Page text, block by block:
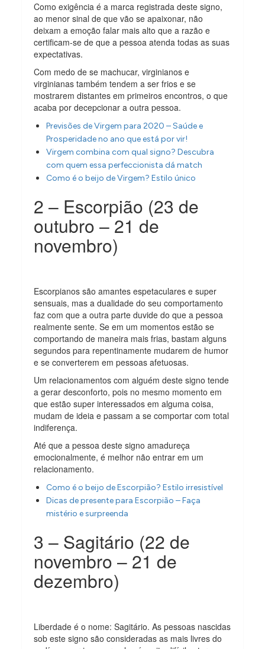
Como exigência é a marca registrada deste signo,
ao menor sinal de que vão se apaixonar, não
deixam a emoção falar mais alto que a razão e
certificam-se de que a pessoa atenda todas as suas
expectativas.
Com medo de se machucar, virginianos e
virginianas também tendem a ser frios e se
mostrarem distantes em primeiros encontros, o que
acaba por decepcionar a outra pessoa.
Previsões de Virgem para 2020 – Saúde e
Prosperidade no ano que está por vir!
Virgem combina com qual signo? Descubra
com quem essa perfeccionista dá match
Como é o beijo de Virgem? Estilo único
2 – Escorpião (23 de
outubro – 21 de
novembro)
Escorpianos são amantes espetaculares e super
sensuais, mas a dualidade do seu comportamento
faz com que a outra parte duvide do que a pessoa
realmente sente. Se em um momentos estão se
comportando de maneira mais frias, bastam alguns
segundos para repentinamente mudarem de humor
e se converterem em pessoas afetuosas.
Um relacionamentos com alguém deste signo tende
a gerar desconforto, pois no mesmo momento em
que estão super interessados em alguma coisa,
mudam de ideia e passam a se comportar com total
indiferença.
Até que a pessoa deste signo amadureça
emocionalmente, é melhor não entrar em um
relacionamento.
Como é o beijo de Escorpião? Estilo irresistível
Dicas de presente para Escorpião – Faça
mistério e surpreenda
3 – Sagitário (22 de
novembro – 21 de
dezembro)
Liberdade é o nome: Sagitário. As pessoas nascidas
sob este signo são consideradas as mais livres do